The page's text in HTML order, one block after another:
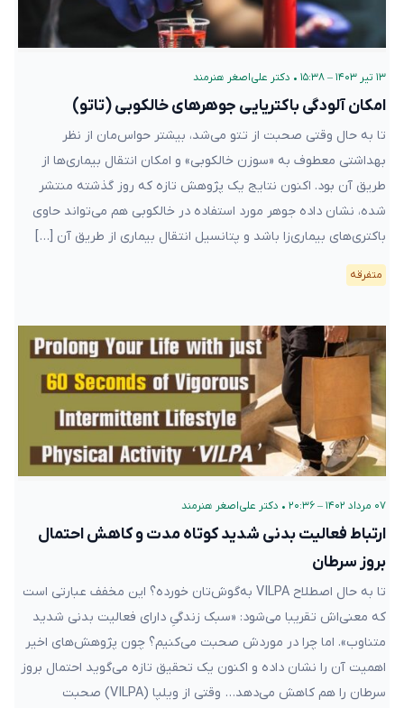
۱۳ تیر ۱۴۰۳ – ۱۵:۳۸ • دکتر علی‌اصغر هنرمند
امکان آلودگی باکتریایی جوهر‌های خالکوبی (تاتو)
تا به حال وقتی صحبت از تتو می‌شد، بیشتر حواس‌مان از نظر
بهداشتی معطوف به «سوزن خالکوبی» و امکان انتقال بیماری‌ها از
طریق آن بود. اکنون نتایج یک پژوهش تازه که روز گذشته منتشر
شده، نشان داده جوهر مورد استفاده در خالکوبی هم می‌تواند حاوی
باکتر‌ی‌های بیماری‌زا باشد و پتانسیل انتقال بیماری‌ از طریق آن […]
متفرقه
۰۷ مرداد ۱۴۰۲ – ۲۰:۳۶ • دکتر علی‌اصغر هنرمند
ارتباط فعالیت‌ بدنی شدید کوتاه مدت و کاهش احتمال
بروز سرطان
تا به حال اصطلاح VILPA به‌گوش‌تان خورده؟ این مخفف عبارتی است
که معنی‌اش تقریبا می‌شود: «سبک زندگیِ دارای فعالیت بدنی شدید
متناوب». اما چرا در موردش صحبت می‌کنیم؟ چون پژوهش‌های اخیر
اهمیت آن را نشان داده‌ و اکنون یک تحقیق تازه می‌گوید احتمال بروز
سرطان را هم کاهش می‌دهد… وقتی از ویلپا (VILPA) صحبت